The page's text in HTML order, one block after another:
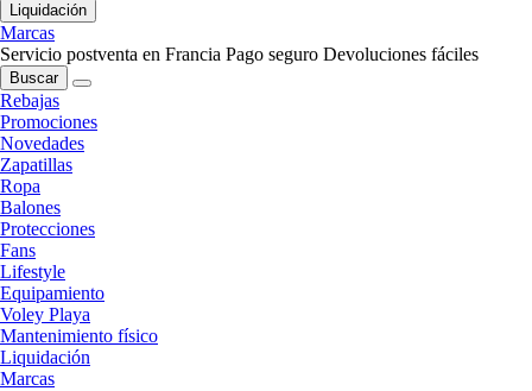
Liquidación
Marcas
Servicio postventa en Francia Pago seguro Devoluciones fáciles
Buscar
Rebajas
Promociones
Novedades
Zapatillas
Ropa
Balones
Protecciones
Fans
Lifestyle
Equipamiento
Voley Playa
Mantenimiento físico
Liquidación
Marcas